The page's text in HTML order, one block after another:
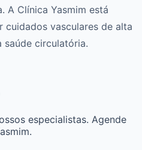
A Clínica Yasmim está
vasculares de alta
saúde circulatória.
especialistas. Agende